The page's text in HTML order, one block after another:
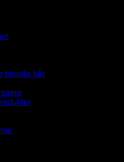
blonda hår